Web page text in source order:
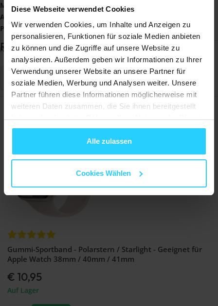
Diese Webseite verwendet Cookies
Wir verwenden Cookies, um Inhalte und Anzeigen zu
personalisieren, Funktionen für soziale Medien anbieten
zu können und die Zugriffe auf unsere Website zu
analysieren. Außerdem geben wir Informationen zu Ihrer
Verwendung unserer Website an unsere Partner für
soziale Medien, Werbung und Analysen weiter. Unsere
Partner führen diese Informationen möglicherweise mit
weiteren Daten zusammen, die Sie ihnen bereitgestellt
haben oder die sie im Rahmen Ihrer Nutzung der Dienste
gesammelt haben.
Alle zulassen
Cookies Wählen
Material
: Edelstahl
Armbandgröße
Passend für: Garmin Tactix 8 - 51mm
Rezensionen
Noch keine Bewertungen
Schreiben Sie eine Bewertung
Am häufigsten angesehene Artikel
Gummi-Sportband - Polarstern / Starlight - Geeignet für
Apple Watch 38mm / 40mm / 41mm
€ 10,95
Auf Lager